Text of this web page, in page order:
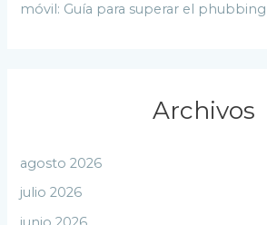
móvil: Guía para superar el phubbing
Archivos
agosto 2026
julio 2026